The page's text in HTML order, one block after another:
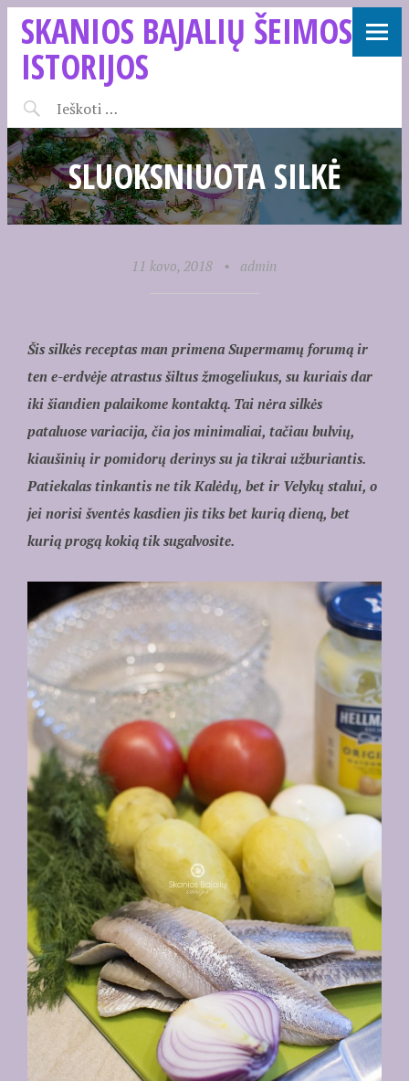
SKANIOS BAJALIŲ ŠEIMOS
ISTORIJOS
SLUOKSNIUOTA SILKĖ
11 kovo, 2018 • admin
Šis silkės receptas man primena Supermamų forumą ir
ten e-erdvėje atrastus šiltus žmogeliukus, su kuriais dar
iki šiandien palaikome kontaktą. Tai nėra silkės
pataluose variacija, čia jos minimaliai, tačiau bulvių,
kiaušinių ir pomidorų derinys su ja tikrai užburiantis.
Patiekalas tinkantis ne tik Kalėdų, bet ir Velykų stalui, o
jei norisi šventės kasdien jis tiks bet kurią dieną, bet
kurią progą kokią tik sugalvosite.